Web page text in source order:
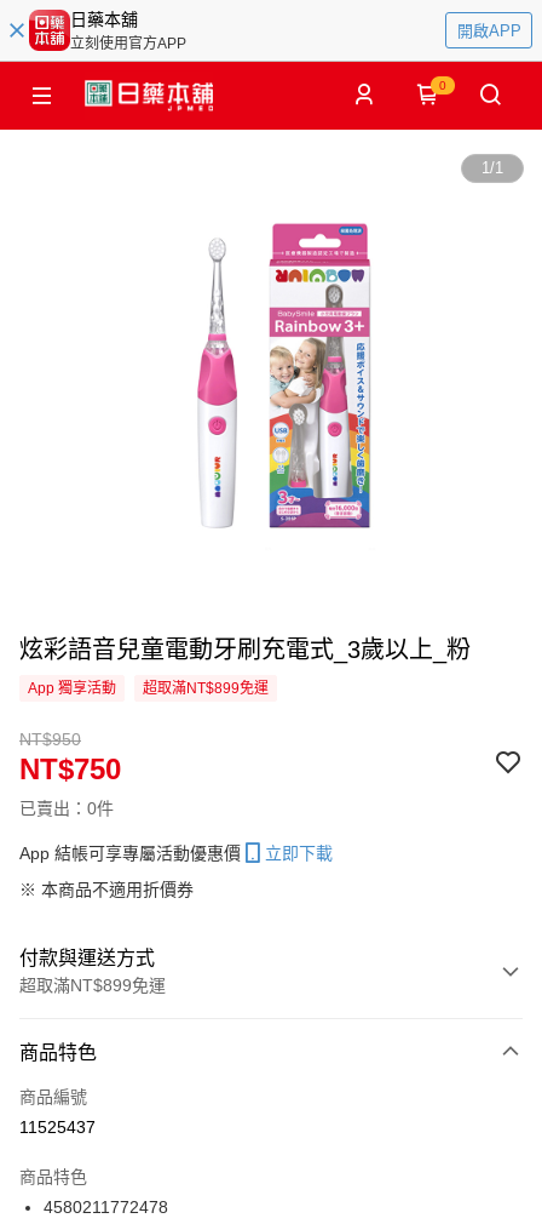
日藥本舖
立刻使用官方APP
開啟APP
0
1/1
炫彩語音兒童電動牙刷充電式_3歲以上_粉
App 獨享活動 超取滿NT$899免運
NT$950
NT$750
已賣出：0件
App 結帳可享專屬活動優惠價
立即下載
※ 本商品不適用折價券
付款與運送方式
超取滿NT$899免運
信用卡一次付款
信用卡分期付款
合作金庫商業銀行
華南商業銀行
商品特色
商品編號
11525437
商品特色
4580211772478